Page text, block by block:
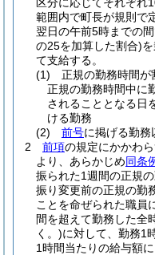
範囲内で町長が規則で
翌日の午前5時までの
の25を加算した割合)
て支給する。
(1)
正規の勤務時間が
正規の勤務時間中に
されることとなる日
ける勤務
(2)
前号に掲げる勤務
2
前項の規定にかかわら
より、あらかじめ同条
振られた1週間の正規
振り変更前の正規の勤
ことを命ぜられた職員
間を超えて勤務した全
く。)に対して、勤務1
1時間当たりの給与額